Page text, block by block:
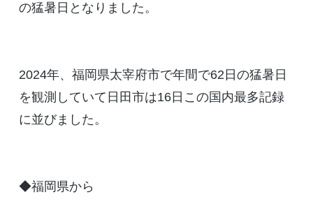
の猛暑日となりました。
2024年、福岡県太宰府市で年間で62日の猛暑日
を観測していて日田市は16日この国内最多記録
に並びました。
◆福岡県から